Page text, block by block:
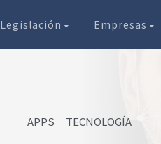
Legislación Empresas
APPS TECNOLOGÍA